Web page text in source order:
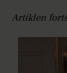
Artiklen